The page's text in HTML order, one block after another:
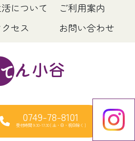
について
ご利用案内
セス お問い合わせ
0749-78-8101
受付時間 9:30-17:30 [ 土・日・祝日除く ]